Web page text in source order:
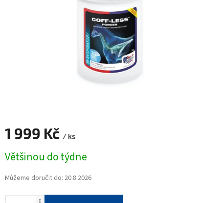
1 999 Kč / ks
cena:
Většinou do týdne
Můžeme doručit do: 20.8.2026